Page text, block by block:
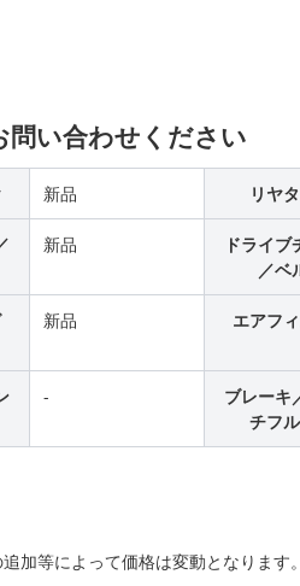
問い合わせください
新品 リヤ
新品
ドライブ
／ベ
新品 エアフ
-
ブレーキ
チフ
加等によって価格は変動となります。